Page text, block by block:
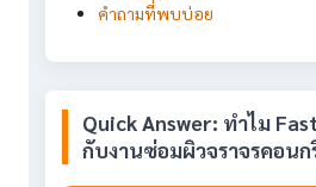
คำถามที่พบบ่อย
Quick Answer: ทำไม
กับงานซ่อมผิวจราจรคอนก